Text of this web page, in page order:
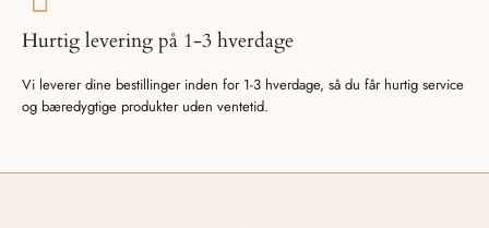
Hurtig levering på 1-3 hverdage
Vi leverer dine bestillinger inden for 1-3 hverdage, så du får hurtig service
og bæredygtige produkter uden ventetid.